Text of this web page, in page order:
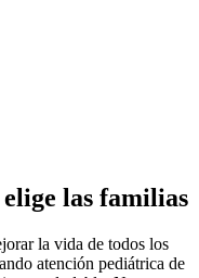
las familias
la vida de todos los
atención pediátrica de